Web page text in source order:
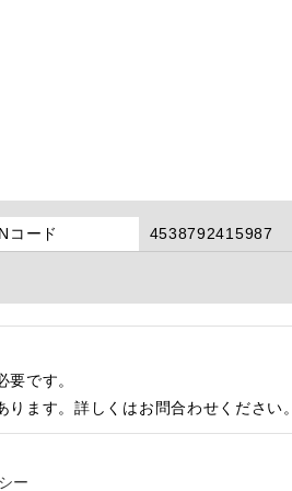
コード 4538792415987
です。
ます。詳しくはお問合わせください。
ー